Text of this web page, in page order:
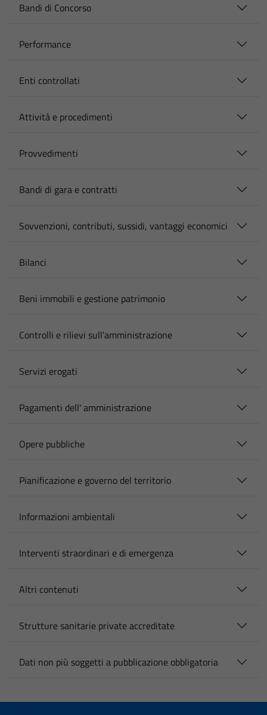
Bandi di Concorso
Performance
Enti controllati
Attività e procedimenti
Provvedimenti
Bandi di gara e contratti
Sovvenzioni, contributi, sussidi, vantaggi economici
Bilanci
Beni immobili e gestione patrimonio
Controlli e rilievi sull'amministrazione
Servizi erogati
Pagamenti dell' amministrazione
Opere pubbliche
Pianificazione e governo del territorio
Informazioni ambientali
Interventi straordinari e di emergenza
Altri contenuti
Strutture sanitarie private accreditate
Dati non più soggetti a pubblicazione obbligatoria